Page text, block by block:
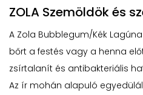
ZOLA Szemöldök és
A Zola Bubblegum/Kék
bőrt a festés vagy a henna
zsírtalanít és antibakteriális
Az ír mohán alapuló